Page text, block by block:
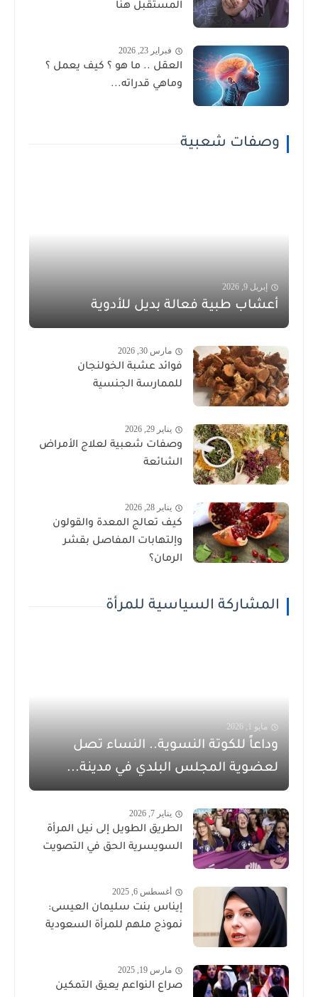
المستقبل هنا
فبراير 23, 2026
العقل .. ما هو ؟ كيف يعمل ؟
وماهي قدراته...
وصفات شعبية
إبريل 9, 2026
أعشاب طبية فعالة بديل للأدوية
مارس 30, 2026
فوائد عشبة الخولنجان
للممارسة الجنسية
يناير 29, 2026
وصفات شعبية لعلاج الأمراض
الشائعة
يناير 28, 2026
كيف تعالج المعدة والقولون
وإلتهابات المفاصل بقشر
الرمان؟
المشاركة السياسية للمرأة
مايو 1, 2026
وداعاً للكوتة النسوية.. النساء تصل
لعضوية المجلس البلدي في مدينة...
يناير 7, 2026
الطريق الطويل إلى نيل المرأة
السويسرية الحق في التصويت
أغسطس 6, 2025
إيناس بنت سليمان العيسى:
نموذج ملهم للمرأة السعودية
مارس 19, 2025
صراع النواعم يعيق التمكين